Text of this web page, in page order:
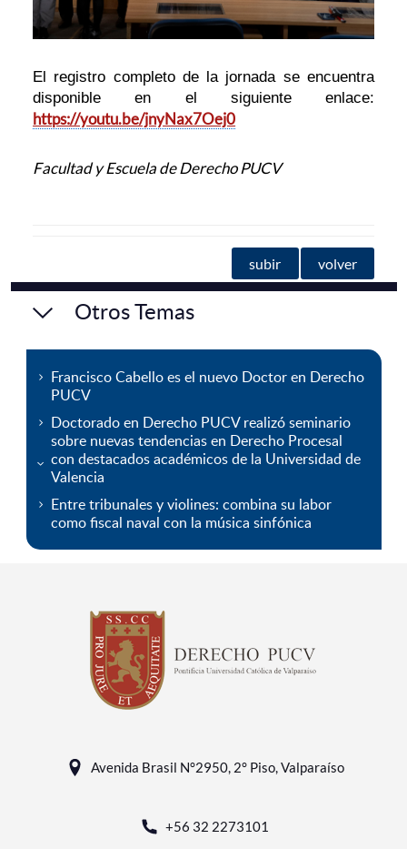
El registro completo de la jornada se encuentra
disponible en el siguiente enlace:
https://youtu.be/jnyNax7Oej0
Facultad y Escuela de Derecho PUCV
subir volver
Otros Temas
Francisco Cabello es el nuevo Doctor en Derecho
PUCV
Doctorado en Derecho PUCV realizó seminario
sobre nuevas tendencias en Derecho Procesal
con destacados académicos de la Universidad de
Valencia
Entre tribunales y violines: combina su labor
como fiscal naval con la música sinfónica
Avenida Brasil N°2950, 2° Piso, Valparaíso
+56 32 2273101